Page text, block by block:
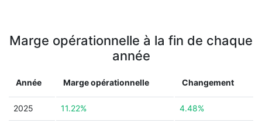
Marge opérationnelle à la fin de chaque
année
Année Marge opérationnelle Changement
2025 11.22% 4.48%